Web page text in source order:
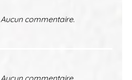
Aucun commentaire.